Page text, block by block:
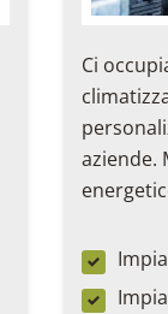
Ci
aziende.